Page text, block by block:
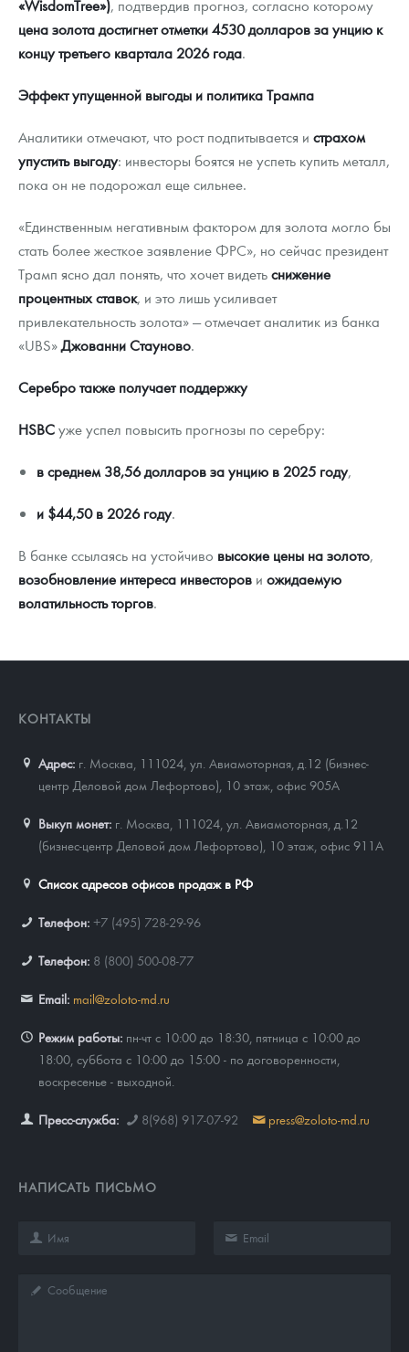
«WisdomTree»), подтвердив прогноз, согласно которому
цена золота достигнет отметки 4530 долларов за унцию к
концу третьего квартала 2026 года.
Эффект упущенной выгоды и политика Трампа
Аналитики отмечают, что рост подпитывается и страхом
упустить выгоду: инвесторы боятся не успеть купить металл,
пока он не подорожал еще сильнее.
«Единственным негативным фактором для золота могло бы
стать более жесткое заявление ФРС», но сейчас президент
Трамп ясно дал понять, что хочет видетьснижение
процентных ставок, и это лишь усиливает
привлекательность золота» — отмечает аналитик из банка
«UBS»Джованни Стауново.
Серебро также получает поддержку
HSBCуже успел повысить прогнозы по серебру:
в среднем 38,56 долларов за унцию в 2025 году,
и $44,50 в 2026 году.
В банке ссылаясь на устойчиво высокие цены на золото,
возобновление интереса инвесторов и ожидаемую
волатильность торгов.
КОНТАКТЫ
Адрес: г. Москва, 111024 ул. Авиамоторная, д.12 (бизнес-
центр Деловой дом Лефортово), 10 этаж, офис 905А
Выкуп монет: г. Москва, 111024, ул. Авиамоторная, д.12
(бизнес-центр Деловой дом Лефортово), 10 этаж, офис 911А
Список адресов офисов продаж в РФ
Телефон: +7 (495) 728-29-96
Телефон: 8 (800) 500-08-77
Email: mail@zoloto-md.ru
Режим работы: пн-чт с 10:00 до 18:30, пятница с 10:00 до
18:00, суббота с 10:00 до 15:00 - по договоренности,
воскресенье - выходной.
Пресс-служба: 8(968) 917-07-92 press@zoloto-md.ru
НАПИСАТЬ ПИСЬМО